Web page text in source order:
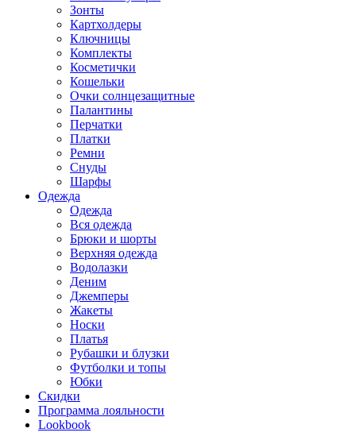
Зонты
Картхолдеры
Ключницы
Комплекты
Косметички
Кошельки
Очки солнцезащитные
Палантины
Перчатки
Платки
Ремни
Снуды
Шарфы
Одежда
Одежда
Вся одежда
Брюки и шорты
Верхняя одежда
Водолазки
Деним
Джемперы
Жакеты
Носки
Платья
Рубашки и блузки
Футболки и топы
Юбки
Скидки
Программа лояльности
Lookbook